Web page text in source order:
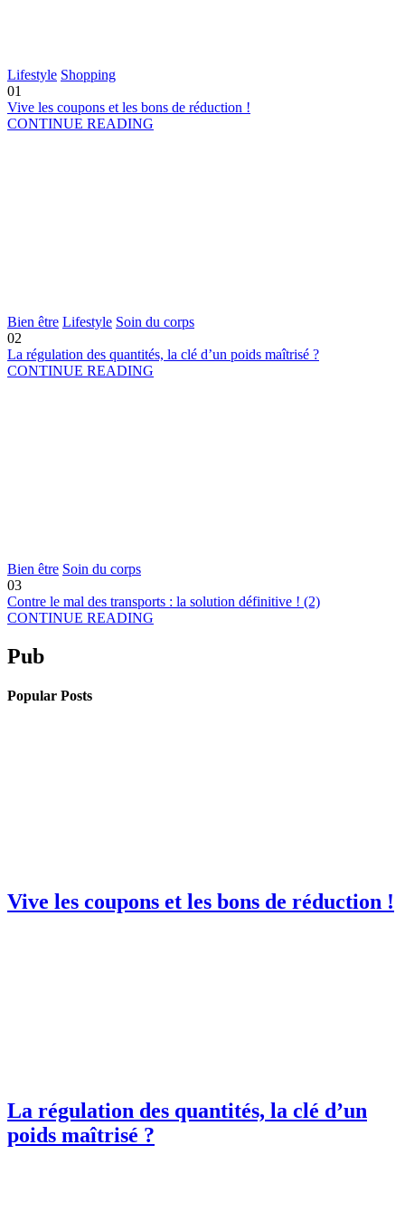
Lifestyle Shopping
01
Vive les coupons et les bons de réduction !
CONTINUE READING
Bien être Lifestyle Soin du corps
02
La régulation des quantités, la clé d’un poids maîtrisé ?
CONTINUE READING
Bien être Soin du corps
03
Contre le mal des transports : la solution définitive ! (2)
CONTINUE READING
Pub
Popular Posts
Vive les coupons et les bons de réduction !
La régulation des quantités, la clé d’un
poids maîtrisé ?